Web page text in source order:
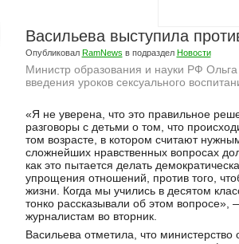
Васильева выступила
Опубликовал RamNews в подраздел Новости
Министр образования и науки РФ
введения уроков сексуального
«Я не уверена, что это правильное
разговоры с детьми о том, что
том возрасте, в котором считают
сложнейших нравственных вопросах
как это пытается делать
упрощения отношений, против того,
жизни. Когда мы учились в десятом
тонко рассказывали об этом вопросе»,
журналистам во вторник.
Васильева отметила, что